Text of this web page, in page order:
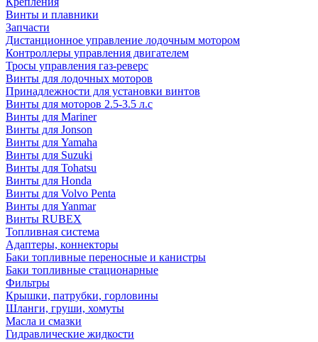
Винты и плавники
Запчасти
Дистанционное управление лодочным мотором
Контроллеры управления двигателем
Тросы управления газ-реверс
Винты для лодочных моторов
Принадлежности для установки винтов
Винты для моторов 2.5-3.5 л.с
Винты для Mariner
Винты для Jonson
Винты для Yamaha
Винты для Suzuki
Винты для Tohatsu
Винты для Honda
Винты для Volvo Penta
Винты для Yanmar
Винты RUBEX
Топливная система
Адаптеры, коннекторы
Баки топливные переносные и канистры
Баки топливные стационарные
Фильтры
Крышки, патрубки, горловины
Шланги, груши, хомуты
Масла и смазки
Гидравлические жидкости